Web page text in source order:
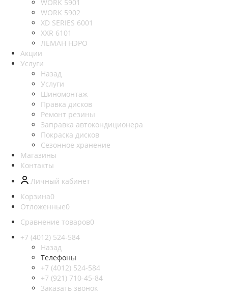
WORK 5901
WORK 5902
XD SERIES 6001
XXR 6101
ЛЕМАН НЭРО
Акции
Услуги
Назад
Услуги
Шиномонтаж
Правка дисков
Ремонт резины
Заправка автокондиционера
Покраска дисков
Сезонное хранение
Магазины
Контакты
Личный кабинет
Корзина0
Отложенные0
Сравнение товаров0
+7 (4012) 524-584
Назад
Телефоны
+7 (4012) 524-584
+7 (921) 710-45-84
Заказать звонок